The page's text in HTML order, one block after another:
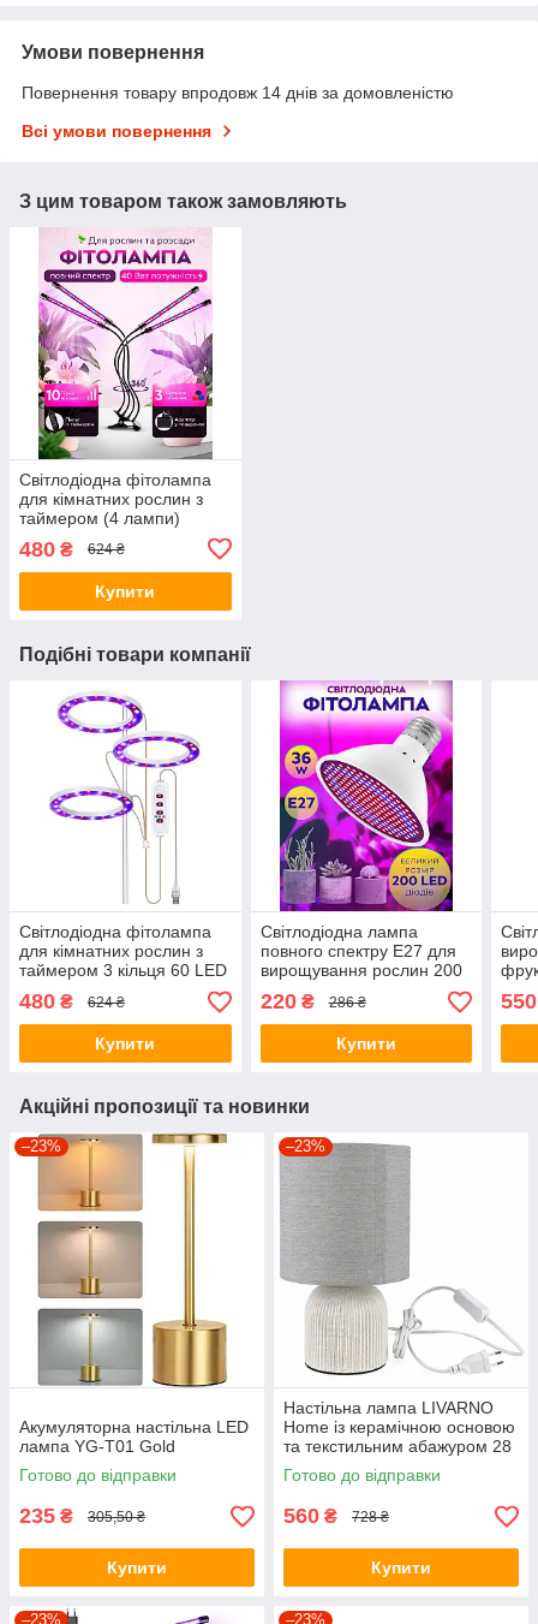
Умови повернення
Повернення товару впродовж 14 днів за домовленістю
Всі умови повернення
З цим товаром також замовляють
Світлодіодна фітолампа
для кімнатних рослин з
таймером (4 лампи)
мережі 220В
480 ₴ 624 ₴
Купити
Подібні товари компанії
Світлодіодна фітолампа
для кімнатних рослин з
таймером 3 кільця 60 LED
QRCP-01003
480 ₴ 624 ₴
Купити
Світлодіодна лампа
повного спектру E27 для
вирощування рослин 200
LED (36 Вт)
220₴ 286 ₴
Купити
Tray
550
Акційні пропозиції та новинки
–23%
Акумуляторна настільна LED
лампа YG-T01 Gold
Готово до відправки
235 ₴ 305,50 ₴
Купити
–23%
Настільна лампа LIVARNO
Home із керамічною основою
та текстильним абажуром 28
см 14177204L
Готово до відправки
560 ₴ 728 ₴
Купити
–23% –23%